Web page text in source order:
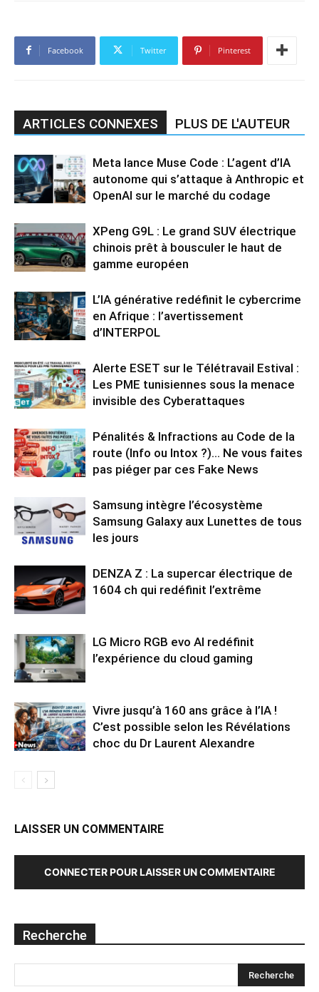
Facebook Twitter Pinterest
ARTICLES CONNEXES PLUS DE L'AUTEUR
Meta lance Muse Code : L’agent d’IA
autonome qui s’attaque à Anthropic et
OpenAI sur le marché du codage
XPeng G9L : Le grand SUV électrique
chinois prêt à bousculer le haut de
gamme européen
L’IA générative redéfinit le cybercrime
en Afrique : l’avertissement
d’INTERPOL
Alerte ESET sur le Télétravail Estival :
Les PME tunisiennes sous la menace
invisible des Cyberattaques
Pénalités & Infractions au Code de la
route (Info ou Intox ?)… Ne vous faites
pas piéger par ces Fake News
Samsung intègre l’écosystème
Samsung Galaxy aux Lunettes de tous
les jours
DENZA Z : La supercar électrique de
1604 ch qui redéfinit l’extrême
LG Micro RGB evo AI redéfinit
l’expérience du cloud gaming
Vivre jusqu’à 160 ans grâce à l’IA !
C’est possible selon les Révélations
choc du Dr Laurent Alexandre
LAISSER UN COMMENTAIRE
CONNECTER POUR LAISSER UN COMMENTAIRE
Recherche